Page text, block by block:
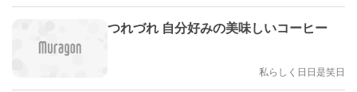
つれづれ 自分好みの美味しいコーヒー
私らしく日日是笑日